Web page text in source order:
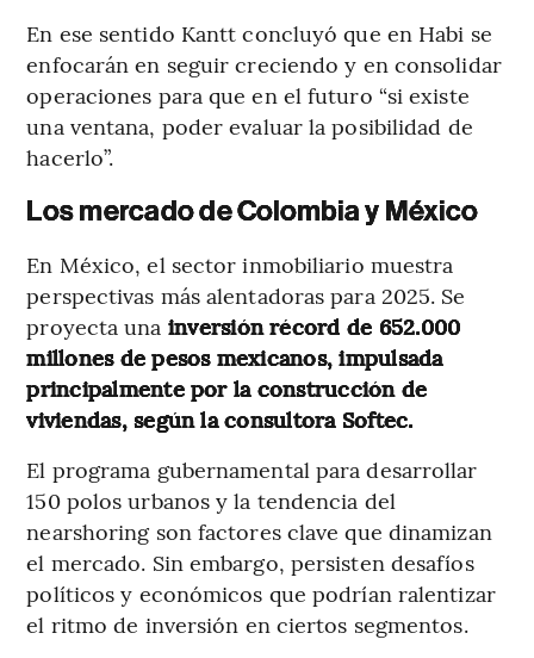
En ese sentido Kantt concluyó que en Habi se
enfocarán en seguir creciendo y en consolidar
operaciones para que en el futuro “si existe
una ventana, poder evaluar la posibilidad de
hacerlo”.
Los mercado de Colombia y México
En México, el sector inmobiliario muestra
perspectivas más alentadoras para 2025. Se
proyecta una inversión récord de 652.000
millones de pesos mexicanos, impulsada
principalmente por la construcción de
viviendas, según la consultora Softec.
El programa gubernamental para desarrollar
150 polos urbanos y la tendencia del
nearshoring son factores clave que dinamizan
el mercado. Sin embargo, persisten desafíos
políticos y económicos que podrían ralentizar
el ritmo de inversión en ciertos segmentos.